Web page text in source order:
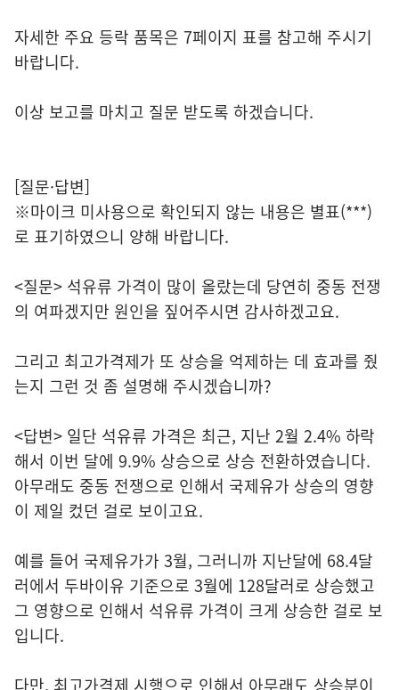
자세한 주요 등락 품목은 7페이지 표를 참고해 주시기
바랍니다.
이상 보고를 마치고 질문 받도록 하겠습니다.
[질문·답변]
※마이크 미사용으로 확인되지 않는 내용은 별표(***)
로 표기하였으니 양해 바랍니다.
<질문> 석유류 가격이 많이 올랐는데 당연히 중동 전쟁
의 여파겠지만 원인을 짚어주시면 감사하겠고요.
그리고 최고가격제가 또 상승을 억제하는 데 효과를 줬
는지 그런 것 좀 설명해 주시겠습니까?
<답변> 일단 석유류 가격은 최근, 지난 2월 2.4% 하락
해서 이번 달에 9.9% 상승으로 상승 전환하였습니다.
아무래도 중동 전쟁으로 인해서 국제유가 상승의 영향
이 제일 컸던 걸로 보이고요.
예를 들어 국제유가가 3월, 그러니까 지난달에 68.4달
러에서 두바이유 기준으로 3월에 128달러로 상승했고
그 영향으로 인해서 석유류 가격이 크게 상승한 걸로 보
입니다.
다만, 최고가격제 시행으로 인해서 아무래도 상승분이